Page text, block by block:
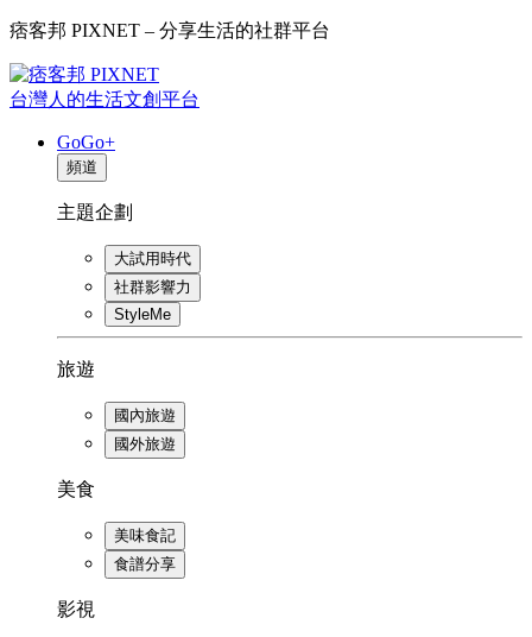
痞客邦 PIXNET – 分享生活的社群平台
台灣人的生活文創平台
GoGo+
頻道
主題企劃
大試用時代
社群影響力
StyleMe
旅遊
國內旅遊
國外旅遊
美食
美味食記
食譜分享
影視